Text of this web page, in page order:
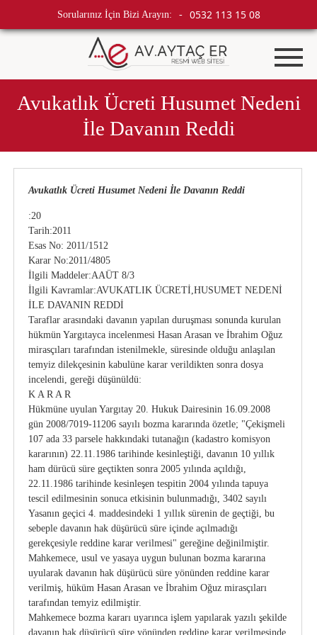
Sorularınız İçin Bizi Arayın: - 0532 113 15 08
Avukatlık Ücreti Husumet Nedeni
İle Davanın Reddi
Avukatlık Ücreti Husumet Nedeni İle Davanın Reddi
:20
Tarih:2011
Esas No: 2011/1512
Karar No:2011/4805
İlgili Maddeler:AAÜT 8/3
İlgili Kavramlar:AVUKATLIK ÜCRETİ,HUSUMET NEDENİ
İLE DAVANIN REDDİ
Taraflar arasındaki davanın yapılan duruşması sonunda kurulan
hükmün Yargıtayca incelenmesi Hasan Arasan ve İbrahim Oğuz
mirasçıları tarafından istenilmekle, süresinde olduğu anlaşılan
temyiz dilekçesinin kabulüne karar verildikten sonra dosya
incelendi, gereği düşünüldü:
K A R A R
Hükmüne uyulan Yargıtay 20. Hukuk Dairesinin 16.09.2008
gün 2008/7019-11206 sayılı bozma kararında özetle; "Çekişmeli
107 ada 33 parsele hakkındaki tutanağın (kadastro komisyon
kararının) 22.11.1986 tarihinde kesinleştiği, davanın 10 yıllık
ham dürücü süre geçtikten sonra 2005 yılında açıldığı,
22.11.1986 tarihinde kesinleşen tespitin 2004 yılında tapuya
tescil edilmesinin sonuca etkisinin bulunmadığı, 3402 sayılı
Yasanın geçici 4. maddesindeki 1 yıllık sürenin de geçtiği, bu
sebeple davanın hak düşürücü süre içinde açılmadığı
gerekçesiyle reddine karar verilmesi" gereğine değinilmiştir.
Mahkemece, usul ve yasaya uygun bulunan bozma kararına
uyularak davanın hak düşürücü süre yönünden reddine karar
verilmiş, hüküm Hasan Arasan ve İbrahim Oğuz mirasçıları
tarafından temyiz edilmiştir.
Mahkemece bozma kararı uyarınca işlem yapılarak yazılı şekilde
davanın hak düşürücü süre yönünden reddine karar verilmesinde